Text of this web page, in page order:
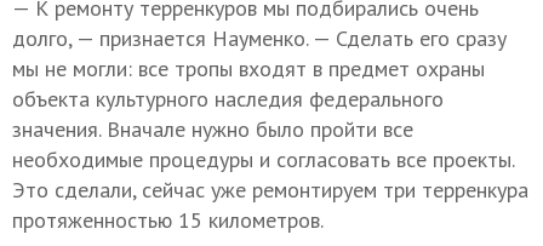
— К ремонту терренкуров мы подбирались очень
долго, — признается Науменко. — Сделать его сразу
мы не могли: все тропы входят в предмет охраны
объекта культурного наследия федерального
значения. Вначале нужно было пройти все
необходимые процедуры и согласовать все проекты.
Это сделали, сейчас уже ремонтируем три терренкура
протяженностью 15 километров.